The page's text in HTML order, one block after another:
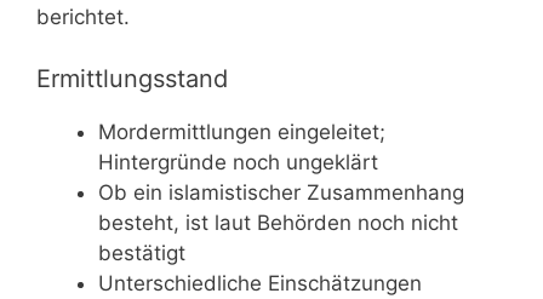
berichtet.
Ermittlungsstand
Mordermittlungen eingeleitet;
Hintergründe noch ungeklärt
Ob ein islamistischer Zusammenhang
besteht, ist laut Behörden noch nicht
bestätigt
Unterschiedliche Einschätzungen